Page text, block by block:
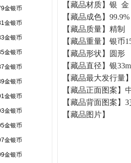
金银币
金银币
金银币
金银币
金银币
金银币
金银币
金银币
金银币
金银币
金银币
【藏品材质】银 金
【藏品成色】99.9%
【藏品质量】精制
【藏品重量】银币
【藏品形状】圆形
【藏品直径】银
【藏品最大发行量
【藏品正面图案】
【藏品背面图案】 3
【藏品图片】